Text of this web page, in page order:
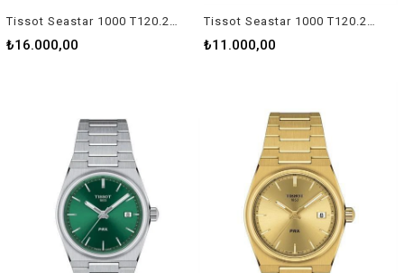
₺16.000,00 ₺11.000,00